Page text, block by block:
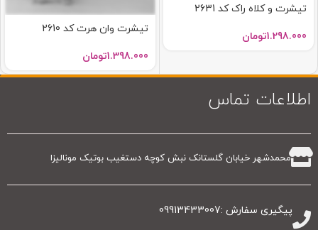
تیشرت و کلاه راک کد 2631
1.298.000تومان
تیشرت وان هرت کد 2610
1.398.000تومان
اطلاعات تماس
محمدشهر خیابان گلستانک نبش کوچه دستغیب بوتیک مونالیزا
پیگیری سفارش :09913433007